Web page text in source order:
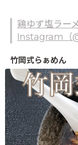
鶏ゆず塩ラー
Instagram（
竹岡式らぁめん